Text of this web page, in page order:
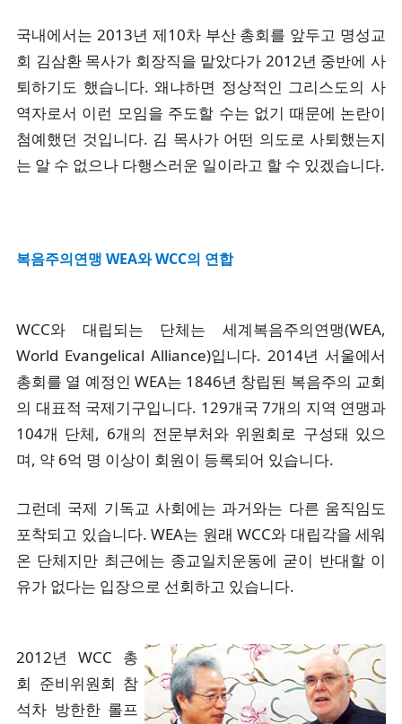
국내에서는 2013년 제10차 부산 총회를 앞두고 명성교
회 김삼환 목사가 회장직을 맡았다가 2012년 중반에 사
퇴하기도 했습니다. 왜냐하면 정상적인 그리스도의 사
역자로서 이런 모임을 주도할 수는 없기 때문에 논란이
첨예했던 것입니다. 김 목사가 어떤 의도로 사퇴했는지
는 알 수 없으나 다행스러운 일이라고 할 수 있겠습니다.
복음주의연맹 WEA와 WCC의 연합
WCC와 대립되는 단체는 세계복음주의연맹(WEA,
World Evangelical Alliance)입니다. 2014년 서울에서
총회를 열 예정인 WEA는 1846년 창립된 복음주의 교회
의 대표적 국제기구입니다. 129개국 7개의 지역 연맹과
104개 단체, 6개의 전문부처와 위원회로 구성돼 있으
며, 약 6억 명 이상이 회원이 등록되어 있습니다.
그런데 국제 기독교 사회에는 과거와는 다른 움직임도
포착되고 있습니다. WEA는 원래 WCC와 대립각을 세워
온 단체지만 최근에는 종교일치운동에 굳이 반대할 이
유가 없다는 입장으로 선회하고 있습니다.
2012년 WCC 총
회 준비위원회 참
석차 방한한 롤프